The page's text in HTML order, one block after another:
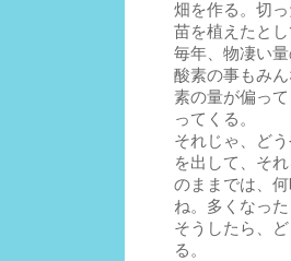
畑を作る。切
苗を植えたと
毎年、物凄い
酸素の事もみ
素の量が偏っ
ってくる。
それじゃ、ど
を出して、そ
のままでは、
ね。多くなっ
そうしたら、
る。